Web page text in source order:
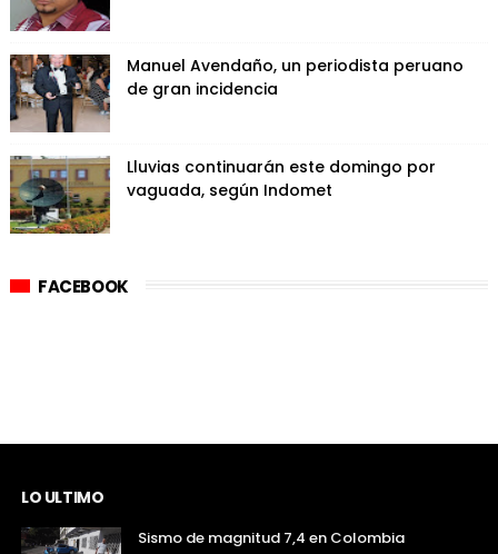
Manuel Avendaño, un periodista peruano
de gran incidencia
Lluvias continuarán este domingo por
vaguada, según Indomet
FACEBOOK
LO ULTIMO
Sismo de magnitud 7,4 en Colombia